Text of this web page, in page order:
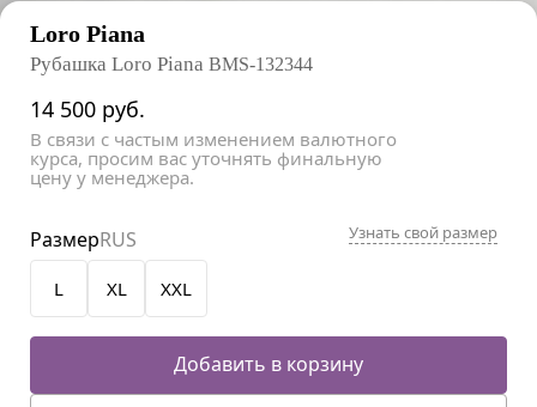
Loro Piana
Рубашка Loro Piana BMS-132344
14 500 руб.
В связи с частым изменением валютного
курса, просим вас уточнять финальную
цену у менеджера.
L XL XXL
РазмерRUS Узнать свой размер
Добавить в корзину